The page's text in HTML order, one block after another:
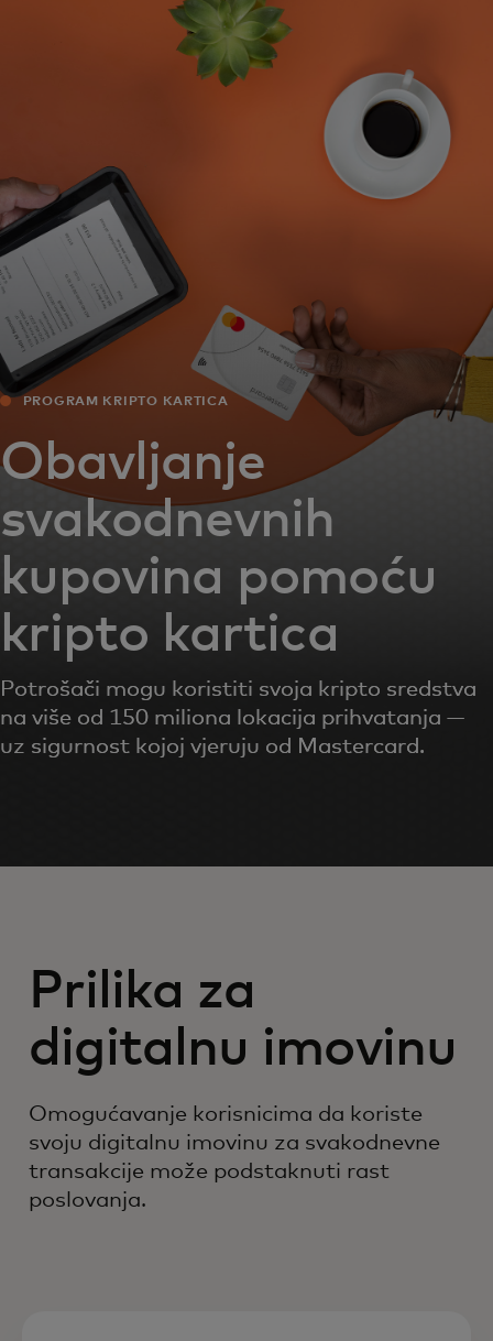
Za svijet
Za inovatore
Novosti i trendovi
PROGRAM KRIPTO KARTICA‎
Obavljanje
svakodnevnih
kupovina pomoću
kripto kartica
Potrošači mogu koristiti svoja kripto sredstva
na više od 150 miliona lokacija prihvatanja —
uz sigurnost kojoj vjeruju od Mastercard.
Prilika za
digitalnu imovinu
Omogućavanje korisnicima da koriste
svoju digitalnu imovinu za svakodnevne
transakcije može podstaknuti rast
poslovanja.